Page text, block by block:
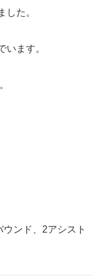
た。
ます。
ンド、2アシスト